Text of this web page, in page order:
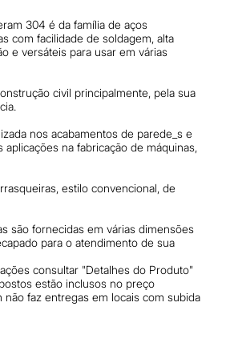
304 é da família de aços
com facilidade de soldagem, alta
e versáteis para usar em várias
civil principalmente, pela sua
nos acabamentos de parede_s e
aplicações na fabricação de máquinas,
estilo convencional, de
são fornecidas em várias dimensões
para o atendimento de sua
consultar "Detalhes do Produto"
estão inclusos no preço
não faz entregas em locais com subida